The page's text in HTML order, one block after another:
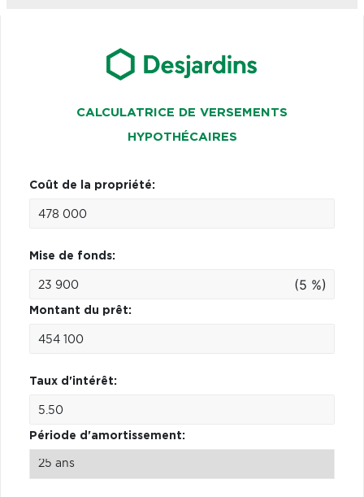
CALCULATRICE DE VERSEMENTS
HYPOTHÉCAIRES
Coût de la propriété:
Mise de fonds:
(5 %)
Montant du prêt:
Taux d'intérêt:
Période d'amortissement: